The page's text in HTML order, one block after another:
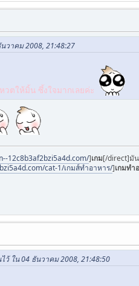
วาคม 2008, 21:48:27
ตให้มิ้น ซึ้งใจมากเลยค่ะ
12c8b3af2bzi5a4d.com/]เกม[/direct]มัน
cat-1/เกมส์ทําอาหาร/]เกมทํา
ว้ ใน 04 ธันวาคม 2008, 21:48:50